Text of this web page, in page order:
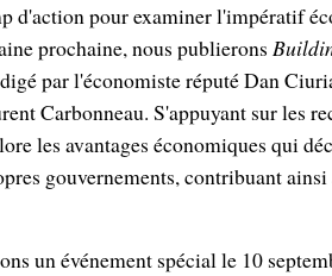
d'action pour examiner l'impératif
prochaine, nous publierons
par l'économiste réputé Dan
Carbonneau. S'appuyant sur les
les avantages économiques qui
gouvernements, contribuant
un événement spécial le 10